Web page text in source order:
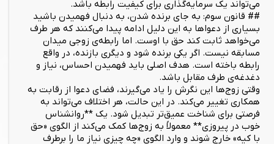
می‌تواند یک سرمایه‌گذاری برای کیفیت رابطه باشد.
## قانون سوم: به جای برنده شدن، به دنبال فهمیدن باشید
بسیاری از دعواها به این دلیل ادامه پیدا می‌کنند که هر طرف
می‌خواهد ثابت کند حق با اوست. اما رابطه‌ی زوجی میدان
مسابقه نیست. اگر یکی برنده شود و دیگری بازنده، در واقع
رابطه باخته است. هدف اصلی باید فهمیدن احساس، نیاز و
دغدغه‌ی طرف مقابل باشد.
وقتی زوج‌ها این نگرش را یاد می‌گیرند، فضای دعوا از رقابت به
همکاری تغییر می‌کند. در این حالت، هر اختلاف می‌تواند به
فرصتی برای شناخت عمیق‌تر تبدیل شود. یک **روانشناس
خوب در پیروزی** معمولاً به زوج‌ها کمک می‌کند از الگوی «حق
با کیه» خارج شوند و وارد الگوی «چه چیزی نیاز ما را برطرف